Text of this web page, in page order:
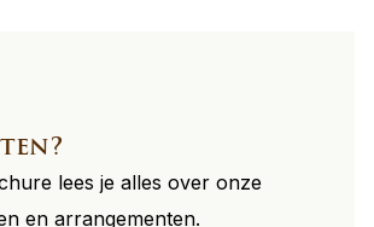
lees je alles over onze
en arrangementen.